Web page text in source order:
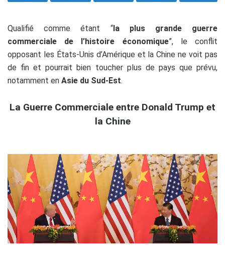
Qualifié comme étant “la plus grande guerre
commerciale de l’histoire économique”, le conflit
opposant les États-Unis d’Amérique et la Chine ne voit pas
de fin et pourrait bien toucher plus de pays que prévu,
notamment en Asie du Sud-Est.
La Guerre Commerciale entre Donald Trump et
la Chine